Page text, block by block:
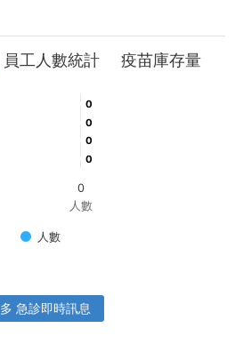
員工人數統計 疫苗庫存量
人數
0
0
0
0
0
0
0
0
人數
0
急診即時訊息